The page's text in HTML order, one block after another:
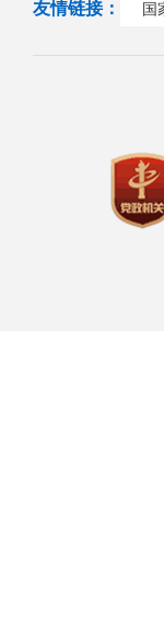
友情链接： 国